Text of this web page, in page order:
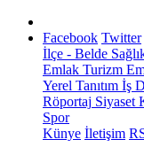
Facebook Twitter
İlçe - Belde
Emlak Turizm
Yerel Tanıtım İş
Röportaj Siyaset
Spor
Künye İletişim